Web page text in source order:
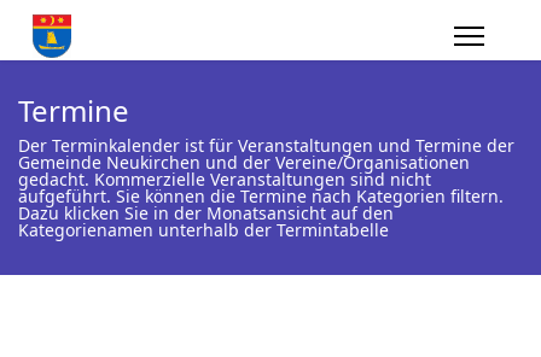
Termine
Der Terminkalender ist für Veranstaltungen und Termine der
Gemeinde Neukirchen und der Vereine/Organisationen
gedacht. Kommerzielle Veranstaltungen sind nicht
aufgeführt. Sie können die Termine nach Kategorien filtern.
Dazu klicken Sie in der Monatsansicht auf den
Kategorienamen unterhalb der Termintabelle